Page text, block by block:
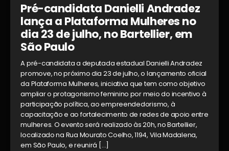
Pré-candidata Danielli Andradez
lança a Plataforma Mulheres no
dia 23 de julho, no Bartellier, em
São Paulo
A pré-candidata a deputada estadual Danielli Andradez
promove, no próximo dia 23 de julho, o lançamento oficial
da Plataforma Mulheres, iniciativa que tem como objetivo
ampliar o protagonismo feminino por meio do incentivo à
participação política, ao empreendedorismo, à
capacitação e ao fortalecimento de redes de apoio entre
mulheres. O evento será realizado às 20h, no Bartellier,
localizado na Rua Mourato Coelho, 1194, Vila Madalena,
em São Paulo, e reunirá […]